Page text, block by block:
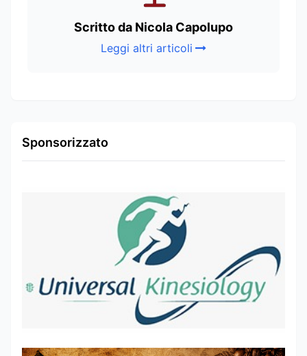
Scritto da Nicola Capolupo
Leggi altri articoli
Sponsorizzato